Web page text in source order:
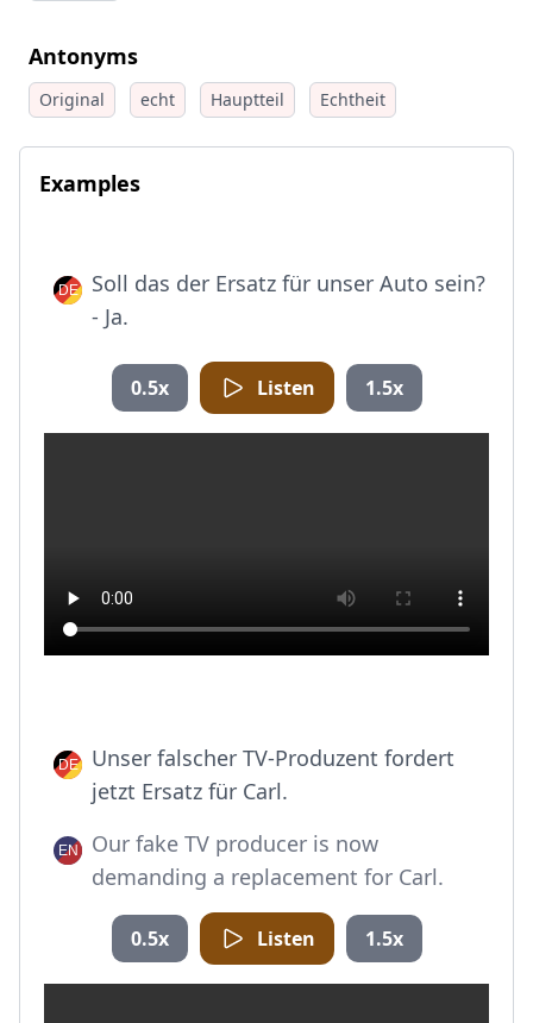
Antonyms
Original echt Hauptteil Echtheit
Examples
Soll das der Ersatz für unser Auto sein?
- Ja.
0.5x Listen 1.5x
Unser falscher TV-Produzent fordert
jetzt Ersatz für Carl.
Our fake TV producer is now
demanding a replacement for Carl.
0.5x Listen 1.5x